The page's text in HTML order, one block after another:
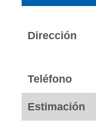
Dirección
Teléfono
Estimación